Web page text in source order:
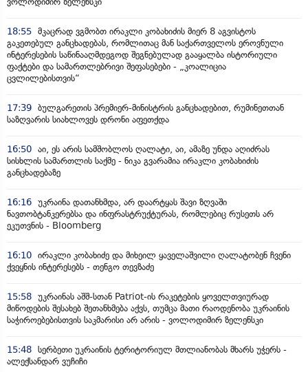
18:55 მკაცრად ვგმობთ ირაკლი კობახიძის მიერ 8 აგვისტოს
გაკეთებულ განცხადებას, რომლითაც მან საქართველოს ეროვნული
ინტერესების საწინააღმდეგოდ შეგნებულად გააყალბა ისტორიული
ფაქტები და სამართლებრივი შეფასებები - „კოალიცია
ცვლილებისთვის“
17:39 ბულგარეთის პრემიერ-მინისტრის განცხადებით, რუმინეთთან
საზღვარის სიახლოვეს დრონი აფეთქდა
16:50 აი, ეს არის სამშობლოს ღალატი, აი, ამაზე უნდა აღიძრას
სისხლის სამართლის საქმე - ნიკა გვარამია ირაკლი კობახიძის
განცხადებაზე
16:16 უკრაინა დათანხმდა, არ დაარტყას შავი ზღვაში
ნავთობტანკერებსა და ინფრასტრუქტურას, რომლებიც რუსეთს არ
ეკუთვნის - Bloomberg
16:10 ირაკლი კობახიძე და მიხეილ ყაველაშვილი ღალატობენ ჩვენი
ქვეყნის ინტერესებს - თენგო თევზაძე
15:58 უკრაინას აშშ-სთან Patriot-ის რაკეტების ყოველთვიურად
მიწოდების შესახებ შეთანხმება აქვს, თუმცა მათი რაოდენობა უკრაინის
საჭიროებებისთვის საკმარისი არ არის - ვოლოდიმირ ზელენსკი
15:48 სერბეთი უკრაინის ტერიტორიულ მთლიანობას მხარს უჭერს -
ალექსანდარ ვუჩიჩი